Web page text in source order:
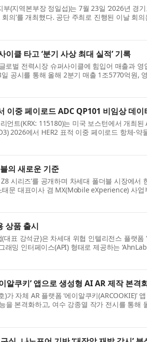
(지역본부장 정일섭)는 7월 23일 ‘2026년 경
의’를 개최했다. 공단 주최로 진행된 이날 회
도지부가 참석한 가운데 2026년 사망...
이클 타고 ‘분기 사상 최대 실적’ 기록
로벌 전력시장 슈퍼사이클에 힘입어 매출과
공시를 통해 올해 2분기 매출 1조5770억원,
비 각각 32.2%, 64.4% 증가했으며 전...
이중 페이로드 ADC QP101 비임상 데이
언트(KRX: 115180)는 미국 보스턴에서 개최
2026에서 HER2 표적 이중 페이로드 항체-약
간 영장류(NHP) 심화 독성 데이터를 공개했다
의 새로운 기준
시리즈’를 공개하며 차세대 폴더블 시장에서
문 대표이사 겸 MX(Mobile eXperience) 사업
성 갤럭시 언팩 2026(A New Shape U...
상품 출시
표 강석균)은 차세대 위협 인텔리전스 플랫폼
래밍 인터페이스(API) 형태로 제공하는
다. 위협 인텔리전스를 다양한 보안 ...
알쿠키’ 앱으로 생성형 AI AR 제작 본격
가 자체 AR 플랫폼 ‘에이알쿠키(ARCOOKIE)’
을 본격화하고, 여수 강종열 작가 전시를 통해
가 스마트폰으로 촬영하거나 선택한...